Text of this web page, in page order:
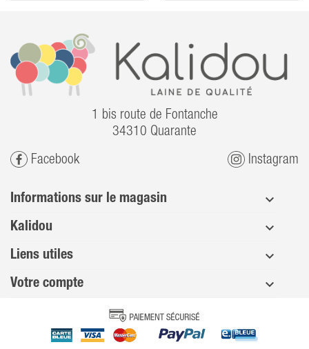
1 bis route de Fontanche
34310 Quarante
Facebook Instagram
Informations sur le magasin
Kalidou
Liens utiles
Votre compte